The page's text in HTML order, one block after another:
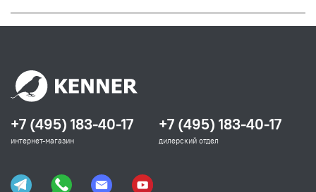
+7 (495) 183-40-17
интернет-магазин
+7 (495) 183-40-17
дилерский отдел